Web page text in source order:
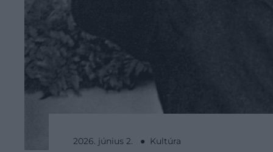
2026. június 2. ● Kultúra